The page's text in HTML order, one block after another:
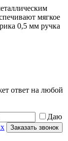
мягкое
0,5 мм ручка
ответ на любой
Даю
Заказать звонок